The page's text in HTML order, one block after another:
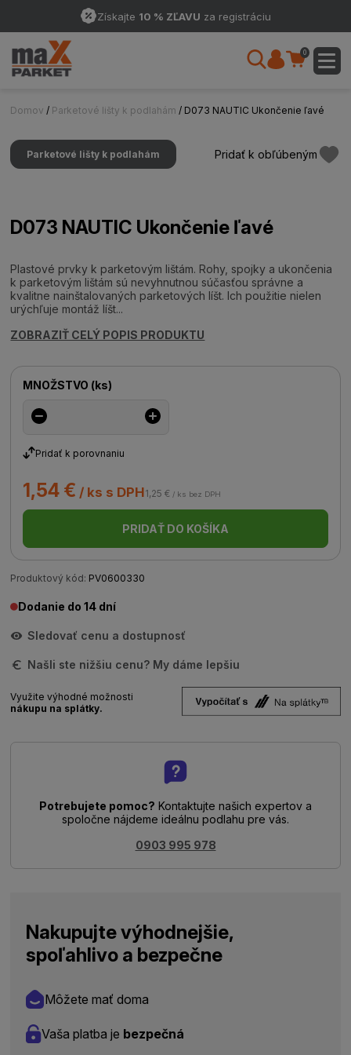
Získajte 10 % ZĽAVU za registráciu
0
Domov / Parketové lišty k podlahám / D073 NAUTIC Ukončenie ľavé
Parketové lišty k podlahám Pridať k obľúbeným
D073 NAUTIC Ukončenie ľavé
Plastové prvky k parketovým lištám. Rohy, spojky a ukončenia
k parketovým lištám sú nevyhnutnou súčasťou správne a
kvalitne nainštalovaných parketových líšt. Ich použitie nielen
urýchľuje montáž líšt...
ZOBRAZIŤ CELÝ POPIS PRODUKTU
MNOŽSTVO (ks)
Pridať k porovnaniu
1,54 € / ks s DPH1,25 € / ks bez DPH
PRIDAŤ DO KOŠÍKA
Produktový kód: PV0600330
Dodanie do 14 dní
Sledovať cenu a dostupnosť
Našli ste nižšiu cenu? My dáme lepšiu
Využite výhodné možnosti
nákupu na splátky.
Potrebujete pomoc? Kontaktujte našich expertov a
spoločne nájdeme ideálnu podlahu pre vás.
0903 995 978
Nakupujte výhodnejšie,
spoľahlivo a bezpečne
Môžete mať doma
Vaša platba je bezpečná